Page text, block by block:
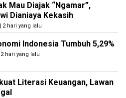
Mau Diajak “Ngamar”,
Dianiaya Kekasih
| 2 hari yang lalu
Indonesia Tumbuh 5,29%
2 hari yang lalu
Literasi Keuangan, Lawan